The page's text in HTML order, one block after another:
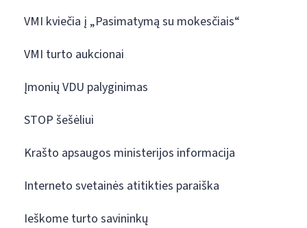
VMI kviečia į „Pasimatymą su mokesčiais“
VMI turto aukcionai
Įmonių VDU palyginimas
STOP šešėliui
Krašto apsaugos ministerijos informacija
Interneto svetainės atitikties paraiška
Ieškome turto savininkų